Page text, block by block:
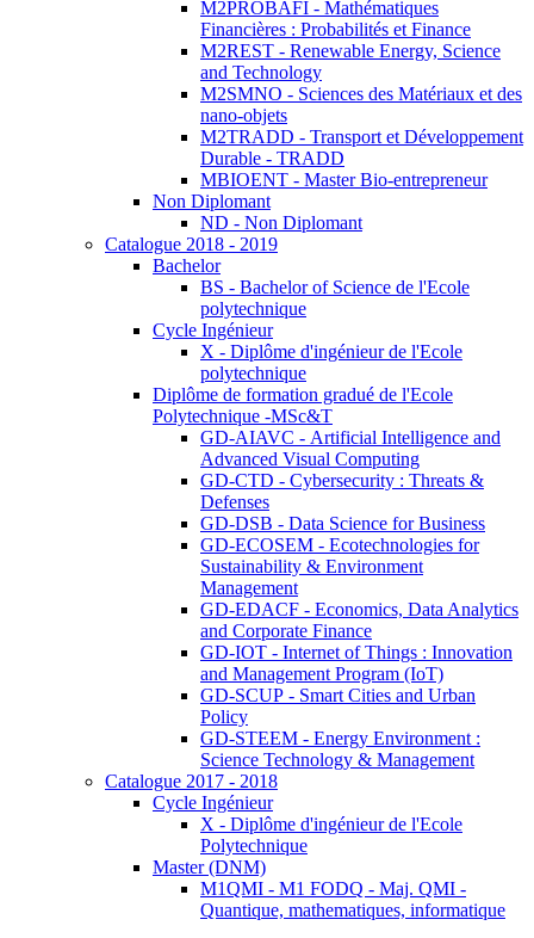
M2PROBAFI - Mathématiques
Financières : Probabilités et Finance
M2REST - Renewable Energy, Science
and Technology
M2SMNO - Sciences des Matériaux et des
nano-objets
M2TRADD - Transport et Développement
Durable - TRADD
MBIOENT - Master Bio-entrepreneur
Non Diplomant
ND - Non Diplomant
Catalogue 2018 - 2019
Bachelor
BS - Bachelor of Science de l'Ecole
polytechnique
Cycle Ingénieur
X - Diplôme d'ingénieur de l'Ecole
polytechnique
Diplôme de formation gradué de l'Ecole
Polytechnique -MSc&T
GD-AIAVC - Artificial Intelligence and
Advanced Visual Computing
GD-CTD - Cybersecurity : Threats &
Defenses
GD-DSB - Data Science for Business
GD-ECOSEM - Ecotechnologies for
Sustainability & Environment
Management
GD-EDACF - Economics, Data Analytics
and Corporate Finance
GD-IOT - Internet of Things : Innovation
and Management Program (IoT)
GD-SCUP - Smart Cities and Urban
Policy
GD-STEEM - Energy Environment :
Science Technology & Management
Catalogue 2017 - 2018
Cycle Ingénieur
X - Diplôme d'ingénieur de l'Ecole
Polytechnique
Master (DNM)
M1QMI - M1 FODQ - Maj. QMI -
Quantique, mathematiques, informatique